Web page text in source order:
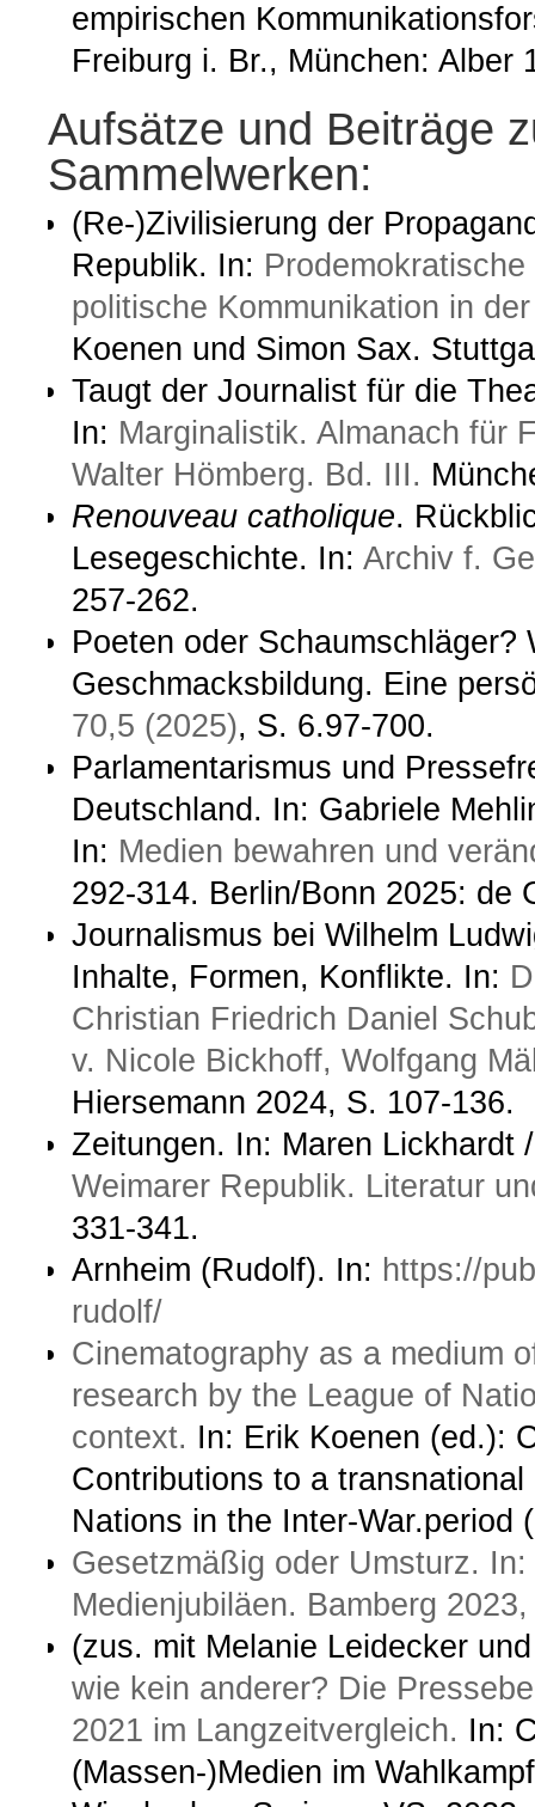
empirischen
Freiburg i. Br., München: Alber
Aufsätze und Beiträge
Sammelwerken:
(Re-)Zivilisierung der
Republik. In:
politische Kommunikation in
Koenen und Simon Sax.
Taugt der Journalist für die
In: Marginalistik. Almanach für
Walter Hömberg. Bd. III.
Renouveau catholique.
Lesegeschichte. In: Archiv f.
257-262.
Poeten oder
Geschmacksbildung. Eine
70,5 (2025), S. 6.97-700.
Parlamentarismus und
Deutschland. In: Gabriele
In: Medien bewahren und
292-314. Berlin/Bonn 2025: de
Journalismus bei Wilhelm
Inhalte, Formen, Konflikte. In:
Christian Friedrich Daniel
v. Nicole Bickhoff, Wolfgang
Hiersemann 2024, S. 107-136.
Zeitungen. In: Maren
Weimarer Republik. Literatur
331-341.
Arnheim (Rudolf). In: https://
rudolf/
Cinematography as a medium
research by the League of
context. In: Erik Koenen (ed.):
Contributions to a
Nations in the Inter-War.period
Gesetzmäßig oder Umsturz.
Medienjubiläen. Bamberg
(zus. mit Melanie Leidecker
wie kein anderer? Die
2021 im Langzeitvergleich. In:
(Massen-)Medien im